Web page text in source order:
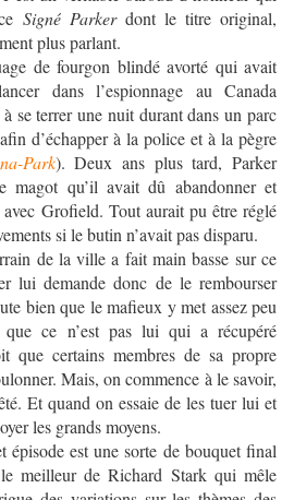
Signé Parkerdont le titre original,
plus parlant.
de fourgon blindé avorté qui avait
dans l’espionnage au Canada
se terrer une nuit durant dans un parc
d’échapper à la police et à la pègre
Park). Deux ans plus tard, Parker
magot qu’il avait dû abandonner et
Grofield. Tout aurait pu être réglé
si le butin n’avait pas disparu.
de la ville a fait main basse sur ce
lui demande donc de le rembourser
bien que le mafieux y met assez peu
que ce n’est pas lui qui a récupéré
que certains membres de sa propre
Mais, on commence à le savoir,
Et quand on essaie de les tuer lui et
les grands moyens.
épisode est une sorte de bouquet final
meilleur de Richard Stark qui mêle